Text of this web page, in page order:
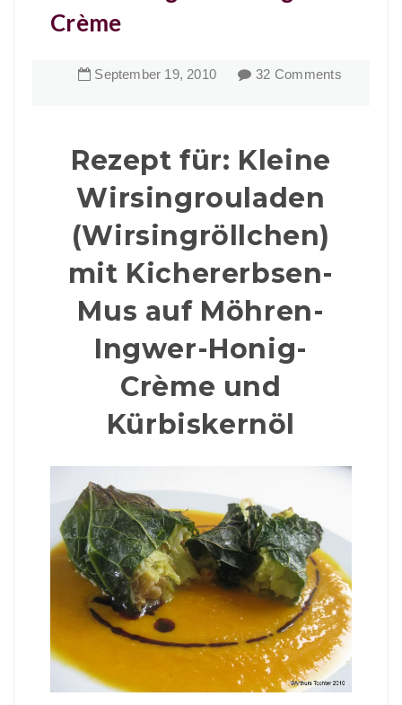
Crème
September 19, 2010 32 Comments
Rezept für: Kleine
Wirsingrouladen
(Wirsingröllchen)
mit Kichererbsen-
Mus auf Möhren-
Ingwer-Honig-
Crème und
Kürbiskernöl